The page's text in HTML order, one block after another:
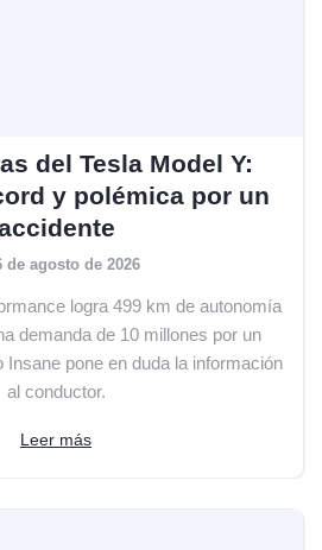
del Tesla Model Y:
y polémica por un
de agosto de 2026
logra 499 km de autonomía
demanda de 10 millones por un
pone en duda la información
al conductor.
Leer más